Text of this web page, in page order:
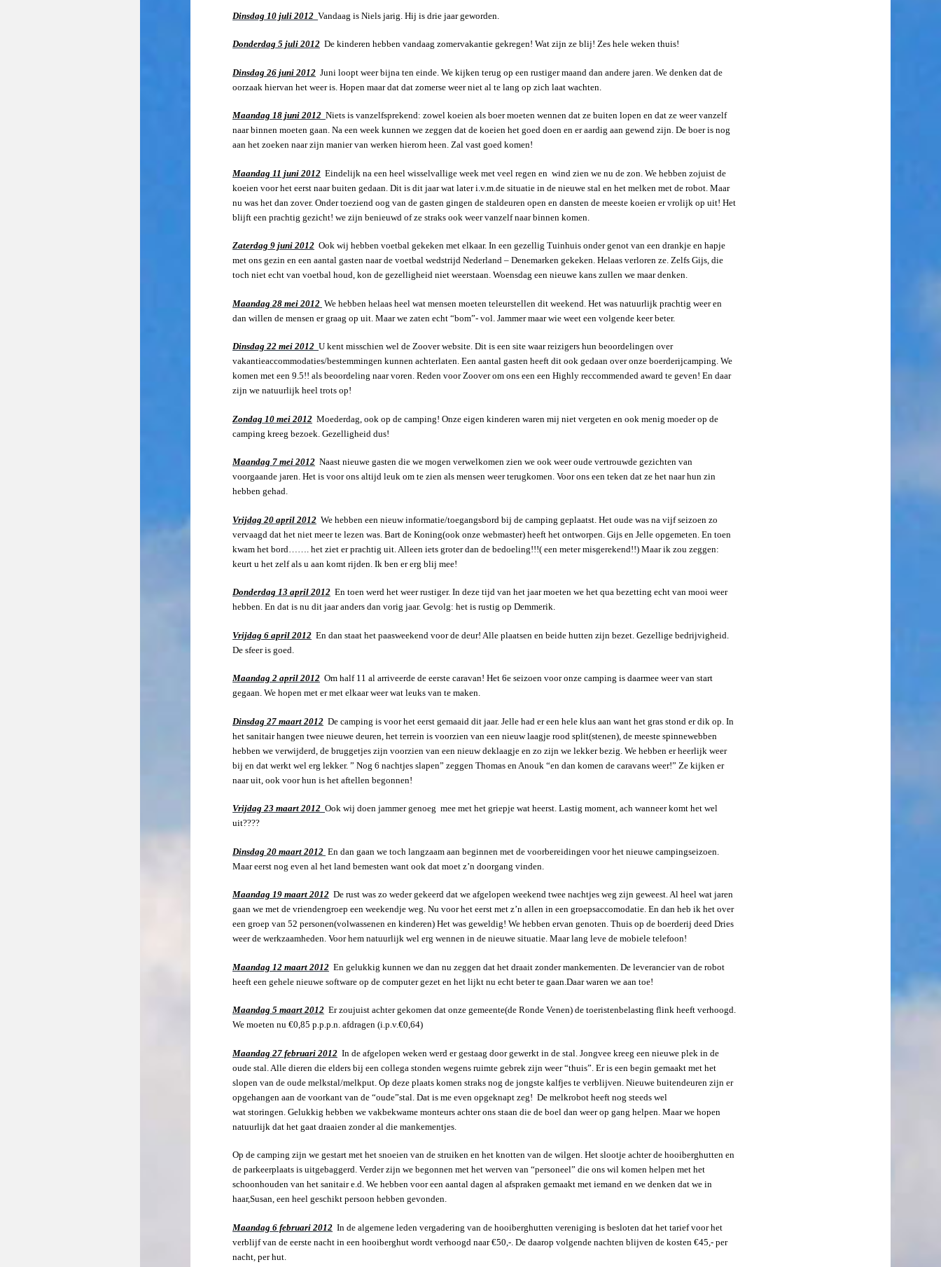
Dinsdag 10 juli 2012 Vandaag is Niels jarig. Hij is drie jaar geworden.
Donderdag 5 juli 2012 De kinderen hebben vandaag zomervakantie gekregen! Wat zijn ze blij! Zes hele weken thuis!
Dinsdag 26 juni 2012 Juni loopt weer bijna ten einde. We kijken terug op een rustiger maand dan andere jaren. We denken dat de
oorzaak hiervan het weer is. Hopen maar dat dat zomerse weer niet al te lang op zich laat wachten.
Maandag 18 juni 2012 Niets is vanzelfsprekend: zowel koeien als boer moeten wennen dat ze buiten lopen en dat ze weer vanzelf
naar binnen moeten gaan. Na een week kunnen we zeggen dat de koeien het goed doen en er aardig aan gewend zijn. De boer is nog
aan het zoeken naar zijn manier van werken hierom heen. Zal vast goed komen!
Maandag 11 juni 2012 Eindelijk na een heel wisselvallige week met veel regen en wind zien we nu de zon. We hebben zojuist de
koeien voor het eerst naar buiten gedaan. Dit is dit jaar wat later i.v.m.de situatie in de nieuwe stal en het melken met de robot. Maar
nu was het dan zover. Onder toeziend oog van de gasten gingen de staldeuren open en dansten de meeste koeien er vrolijk op uit! Het
blijft een prachtig gezicht! we zijn benieuwd of ze straks ook weer vanzelf naar binnen komen.
Zaterdag 9 juni 2012 Ook wij hebben voetbal gekeken met elkaar. In een gezellig Tuinhuis onder genot van een drankje en hapje
met ons gezin en een aantal gasten naar de voetbal wedstrijd Nederland – Denemarken gekeken. Helaas verloren ze. Zelfs Gijs, die
toch niet echt van voetbal houd, kon de gezelligheid niet weerstaan. Woensdag een nieuwe kans zullen we maar denken.
Maandag 28 mei 2012 We hebben helaas heel wat mensen moeten teleurstellen dit weekend. Het was natuurlijk prachtig weer en
dan willen de mensen er graag op uit. Maar we zaten echt “bom”- vol. Jammer maar wie weet een volgende keer beter.
Dinsdag 22 mei 2012 U kent misschien wel de Zoover website. Dit is een site waar reizigers hun beoordelingen over
vakantieaccommodaties/bestemmingen kunnen achterlaten. Een aantal gasten heeft dit ook gedaan over onze boerderijcamping. We
komen met een 9.5!! als beoordeling naar voren. Reden voor Zoover om ons een een Highly reccommended award te geven! En daar
zijn we natuurlijk heel trots op!
Zondag 10 mei 2012 Moederdag, ook op de camping! Onze eigen kinderen waren mij niet vergeten en ook menig moeder op de
camping kreeg bezoek. Gezelligheid dus!
Maandag 7 mei 2012 Naast nieuwe gasten die we mogen verwelkomen zien we ook weer oude vertrouwde gezichten van
voorgaande jaren. Het is voor ons altijd leuk om te zien als mensen weer terugkomen. Voor ons een teken dat ze het naar hun zin
hebben gehad.
Vrijdag 20 april 2012 We hebben een nieuw informatie/toegangsbord bij de camping geplaatst. Het oude was na vijf seizoen zo
vervaagd dat het niet meer te lezen was. Bart de Koning(ook onze webmaster) heeft het ontworpen. Gijs en Jelle opgemeten. En toen
kwam het bord……. het ziet er prachtig uit. Alleen iets groter dan de bedoeling!!!( een meter misgerekend!!) Maar ik zou zeggen:
keurt u het zelf als u aan komt rijden. Ik ben er erg blij mee!
Donderdag 13 april 2012 En toen werd het weer rustiger. In deze tijd van het jaar moeten we het qua bezetting echt van mooi weer
hebben. En dat is nu dit jaar anders dan vorig jaar. Gevolg: het is rustig op Demmerik.
Vrijdag 6 april 2012 En dan staat het paasweekend voor de deur! Alle plaatsen en beide hutten zijn bezet. Gezellige bedrijvigheid.
De sfeer is goed.
Maandag 2 april 2012 Om half 11 al arriveerde de eerste caravan! Het 6e seizoen voor onze camping is daarmee weer van start
gegaan. We hopen met er met elkaar weer wat leuks van te maken.
Dinsdag 27 maart 2012 De camping is voor het eerst gemaaid dit jaar. Jelle had er een hele klus aan want het gras stond er dik op. In
het sanitair hangen twee nieuwe deuren, het terrein is voorzien van een nieuw laagje rood split(stenen), de meeste spinnewebben
hebben we verwijderd, de bruggetjes zijn voorzien van een nieuw deklaagje en zo zijn we lekker bezig. We hebben er heerlijk weer
bij en dat werkt wel erg lekker. ” Nog 6 nachtjes slapen” zeggen Thomas en Anouk “en dan komen de caravans weer!” Ze kijken er
naar uit, ook voor hun is het aftellen begonnen!
Vrijdag 23 maart 2012 Ook wij doen jammer genoeg mee met het griepje wat heerst. Lastig moment, ach wanneer komt het wel
uit????
Dinsdag 20 maart 2012 En dan gaan we toch langzaam aan beginnen met de voorbereidingen voor het nieuwe campingseizoen.
Maar eerst nog even al het land bemesten want ook dat moet z’n doorgang vinden.
Maandag 19 maart 2012 De rust was zo weder gekeerd dat we afgelopen weekend twee nachtjes weg zijn geweest. Al heel wat jaren
gaan we met de vriendengroep een weekendje weg. Nu voor het eerst met z’n allen in een groepsaccomodatie. En dan heb ik het over
een groep van 52 personen(volwassenen en kinderen) Het was geweldig! We hebben ervan genoten. Thuis op de boerderij deed Dries
weer de werkzaamheden. Voor hem natuurlijk wel erg wennen in de nieuwe situatie. Maar lang leve de mobiele telefoon!
Maandag 12 maart 2012 En gelukkig kunnen we dan nu zeggen dat het draait zonder mankementen. De leverancier van de robot
heeft een gehele nieuwe software op de computer gezet en het lijkt nu echt beter te gaan.Daar waren we aan toe!
Maandag 5 maart 2012 Er zoujuist achter gekomen dat onze gemeente(de Ronde Venen) de toeristenbelasting flink heeft verhoogd.
We moeten nu €0,85 p.p.p.n. afdragen (i.p.v.€0,64)
Maandag 27 februari 2012 In de afgelopen weken werd er gestaag door gewerkt in de stal. Jongvee kreeg een nieuwe plek in de
oude stal. Alle dieren die elders bij een collega stonden wegens ruimte gebrek zijn weer “thuis”. Er is een begin gemaakt met het
slopen van de oude melkstal/melkput. Op deze plaats komen straks nog de jongste kalfjes te verblijven. Nieuwe buitendeuren zijn er
opgehangen aan de voorkant van de “oude”stal. Dat is me even opgeknapt zeg! De melkrobot heeft nog steeds wel
wat storingen. Gelukkig hebben we vakbekwame monteurs achter ons staan die de boel dan weer op gang helpen. Maar we hopen
natuurlijk dat het gaat draaien zonder al die mankementjes.
Op de camping zijn we gestart met het snoeien van de struiken en het knotten van de wilgen. Het slootje achter de hooiberghutten en
de parkeerplaats is uitgebaggerd. Verder zijn we begonnen met het werven van “personeel” die ons wil komen helpen met het
schoonhouden van het sanitair e.d. We hebben voor een aantal dagen al afspraken gemaakt met iemand en we denken dat we in
haar,Susan, een heel geschikt persoon hebben gevonden.
Maandag 6 februari 2012 In de algemene leden vergadering van de hooiberghutten vereniging is besloten dat het tarief voor het
verblijf van de eerste nacht in een hooiberghut wordt verhoogd naar €50,-. De daarop volgende nachten blijven de kosten €45,- per
nacht, per hut.